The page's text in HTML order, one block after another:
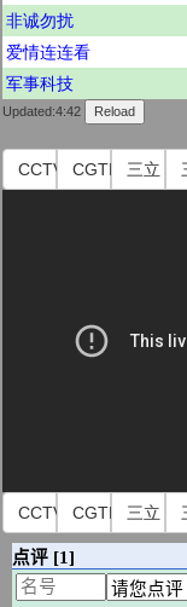
非诚勿扰
爱情连连看
军事科技
Updated:4:42
CCTV国际
CGTN 三立
CCTV国际
CGTN 三立